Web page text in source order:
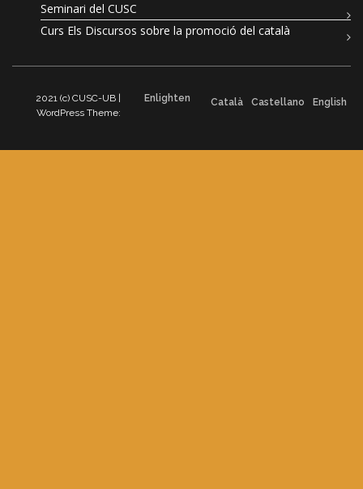
Seminari del CUSC
Curs Els Discursos sobre la promoció del català
2021 (c) CUSC-UB |
WordPress Theme:
Enlighten Català Castellano English